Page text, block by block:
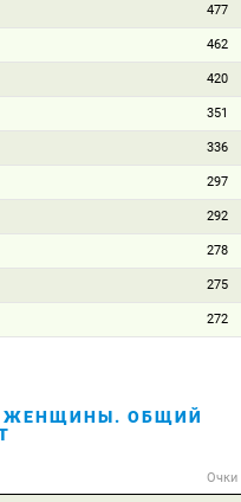
477
462
420
351
336
297
292
278
275
272
ЖЕНЩИНЫ. ОБЩИЙ
Очки